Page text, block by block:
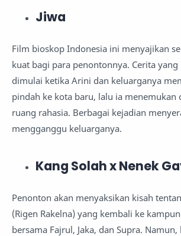
Jiwa
Film bioskop Indonesia ini menyajikan
kuat bagi para penontonnya. Cerita
dimulai ketika Arini dan keluarganya
pindah ke kota baru, lalu ia menemukan
ruang rahasia. Berbagai kejadian
mengganggu keluarganya.
Kang Solah x Nenek
Penonton akan menyaksikan kisah
(Rigen Rakelna) yang kembali ke
bersama Fajrul, Jaka, dan Supra.